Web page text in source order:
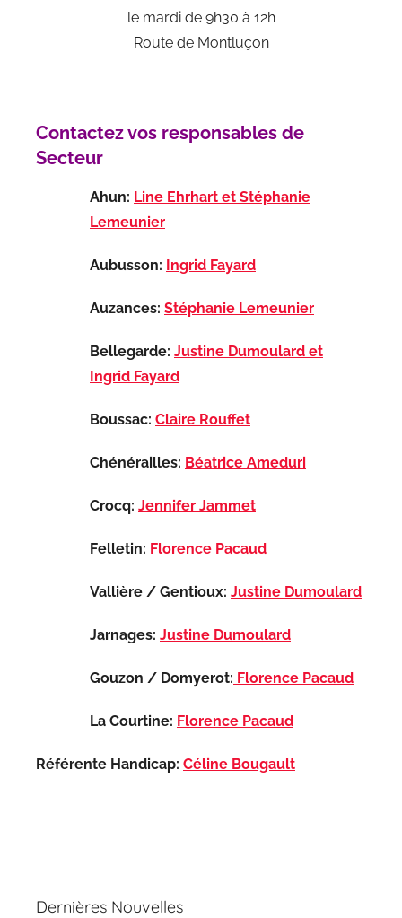
le mardi de 9h30 à 12h
Route de Montluçon
Contactez vos responsables de
Secteur
Ahun: Line Ehrhart et Stéphanie
Lemeunier
Aubusson: Ingrid Fayard
Auzances: Stéphanie Lemeunier
Bellegarde: Justine Dumoulard et
Ingrid Fayard
Boussac: Claire Rouffet
Chénérailles: Béatrice Ameduri
Crocq: Jennifer Jammet
Felletin: Florence Pacaud
Vallière / Gentioux: Justine Dumoulard
Jarnages: Justine Dumoulard
Gouzon / Domyerot: Florence Pacaud
La Courtine: Florence Pacaud
Référente Handicap: Céline Bougault
Dernières Nouvelles